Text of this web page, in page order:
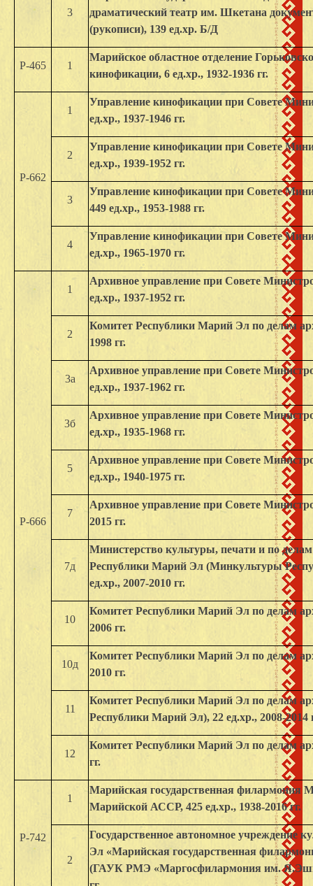
3
драматический театр им. Шкетана
(рукописи), 139 ед.хр. Б/Д
Р-465 1
Марийское областное отделение
кинофикации, 6 ед.хр., 1932-1936 гг.
Р-662
1
Управление кинофикации при Совете
ед.хр., 1937-1946 гг.
2
Управление кинофикации при Совете
ед.хр., 1939-1952 гг.
3
Управление кинофикации при Совете
449 ед.хр., 1953-1988 гг.
4
Управление кинофикации при Совете
ед.хр., 1965-1970 гг.
Р-666
1
Архивное управление при Совете
ед.хр., 1937-1952 гг.
2
Комитет Республики Марий Эл по делам
1998 гг.
3a
Архивное управление при Совете
ед.хр., 1937-1962 гг.
3б
Архивное управление при Совете
ед.хр., 1935-1968 гг.
5
Архивное управление при Совете
ед.хр., 1940-1975 гг.
7
Архивное управление при Совете
2015 гг.
7д
Министерство культуры, печати и по
Республики Марий Эл (Минкультуры
ед.хр., 2007-2010 гг.
10
Комитет Республики Марий Эл по делам
2006 гг.
10д
Комитет Республики Марий Эл по делам
2010 гг.
11
Комитет Республики Марий Эл по делам
Республики Марий Эл), 22 ед.хр., 2008-2014
12
Комитет Республики Марий Эл по делам
гг.
Р-742
1
Марийская государственная филармония
Марийской АССР, 425 ед.хр., 1938-2016 гг.
2
Государственное автономное учреждение
Эл «Марийская государственная
(ГАУК РМЭ «Маргосфилармония им.